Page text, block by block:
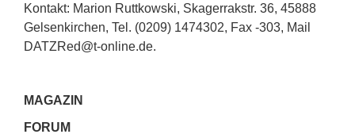
Kontakt: Marion Ruttkowski, Skagerrakstr. 36, 45888
Gelsenkirchen, Tel. (0209) 1474302, Fax -303, Mail
DATZRed@t-online.de.
MAGAZIN
FORUM